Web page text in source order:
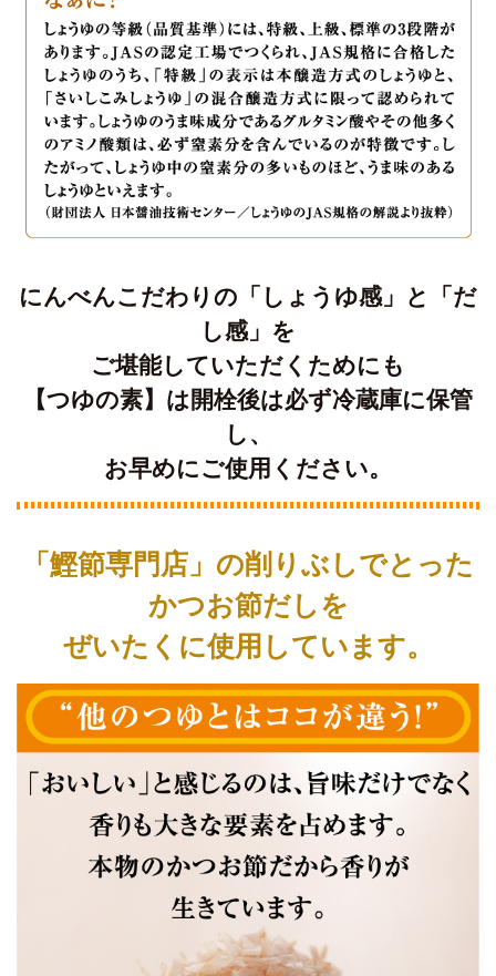
にんべんこだわりの「しょうゆ感」と「だ
し感」を
ご堪能していただくためにも
【つゆの素】は開栓後は必ず冷蔵庫に保管
し、
お早めにご使用ください。
「鰹節専門店」の削りぶしでとった
かつお節だしを
ぜいたくに使用しています。